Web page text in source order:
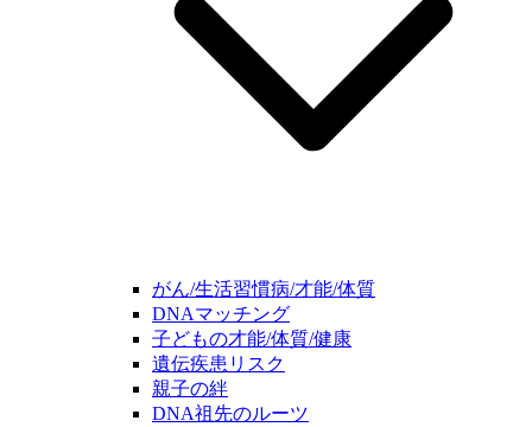
がん/生活習慣病/才能/体質
DNAマッチング
子どもの才能/体質/健康
遺伝疾患リスク
親子の絆
DNA祖先のルーツ